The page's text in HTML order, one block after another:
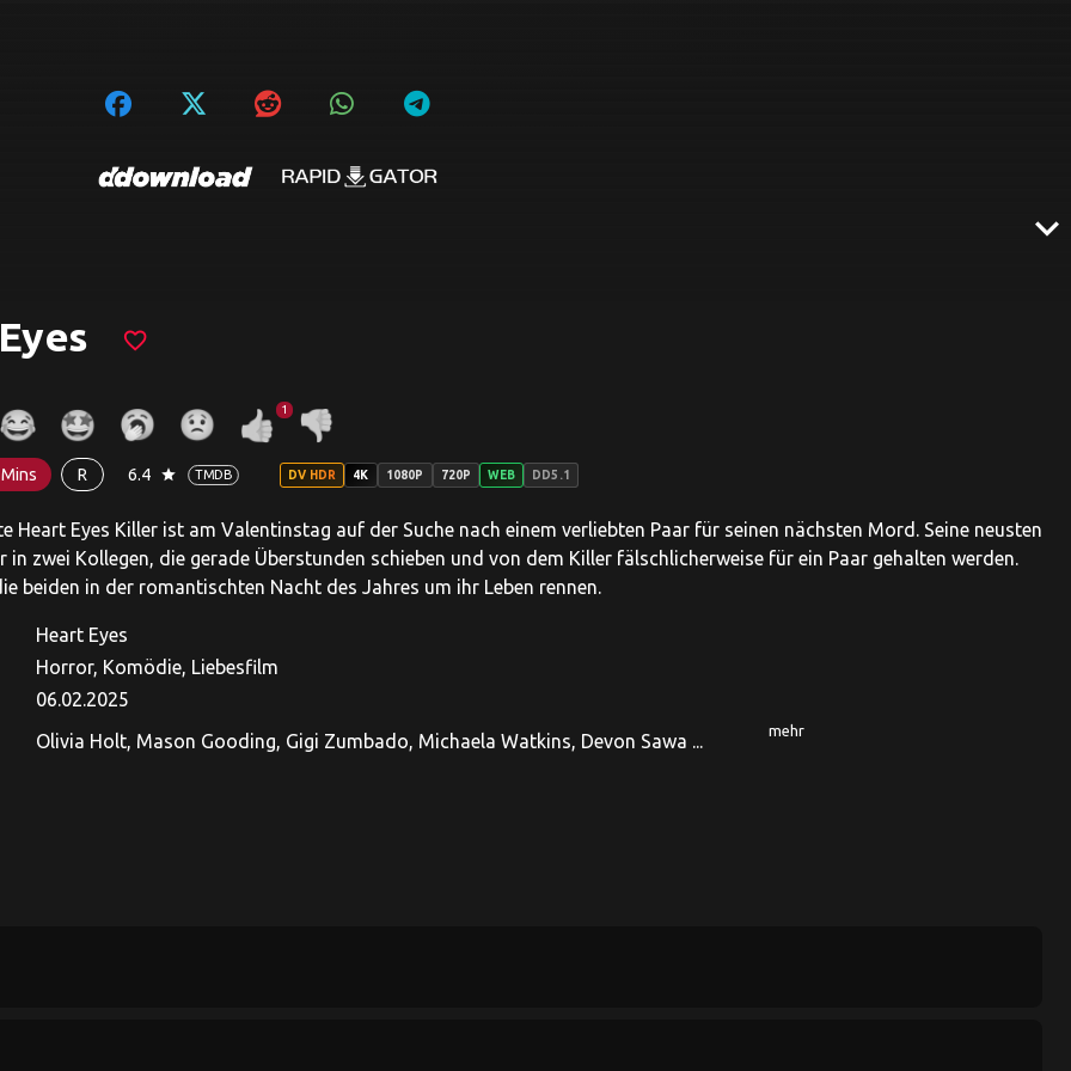
expand_more
favorite_border
1
R 6.4 star TMDB DV HDR 4K 1080P 720P WEB DD5.1
Heart Eyes Killer ist am Valentinstag auf der Suche nach einem verliebten Paar für seinen nächsten Mord. Seine neusten
in zwei Kollegen, die gerade Überstunden schieben und von dem Killer fälschlicherweise für ein Paar gehalten werden.
beiden in der romantischten Nacht des Jahres um ihr Leben rennen.
Heart Eyes
Horror, Komödie, Liebesfilm
06.02.2025
Olivia Holt, Mason Gooding, Gigi Zumbado, Michaela Watkins, Devon Sawa ...
mehr